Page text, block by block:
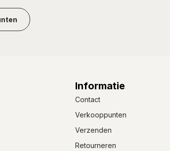
Informatie
Contact
Verkooppunten
Verzenden
Retourneren